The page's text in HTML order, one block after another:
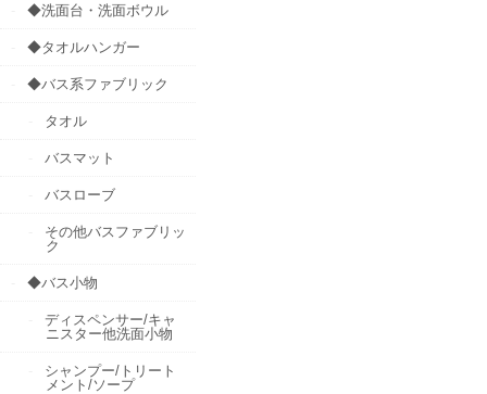
◆洗面台・洗面ボウル
◆タオルハンガー
◆バス系ファブリック
タオル
バスマット
バスローブ
その他バスファブリッ
ク
◆バス小物
ディスペンサー/キャ
ニスター他洗面小物
シャンプー/トリート
メント/ソープ